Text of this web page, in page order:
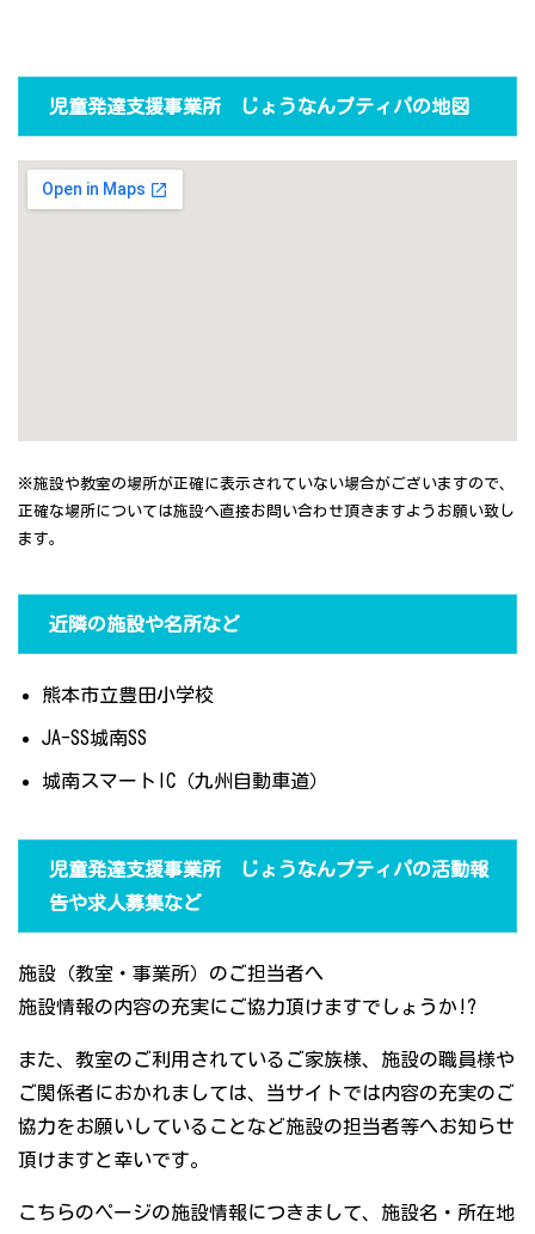
児童発達支援事業所 じょうなんプティパの地図
※施設や教室の場所が正確に表示されていない場合がございますので、
正確な場所については施設へ直接お問い合わせ頂きますようお願い致し
ます。
近隣の施設や名所など
熊本市立豊田小学校
JA-SS城南SS
城南スマートIC（九州自動車道）
児童発達支援事業所 じょうなんプティパの活動報
告や求人募集など
施設（教室・事業所）のご担当者へ
施設情報の内容の充実にご協力頂けますでしょうか!?
また、教室のご利用されているご家族様、施設の職員様や
ご関係者におかれましては、当サイトでは内容の充実のご
協力をお願いしていることなど施設の担当者等へお知らせ
頂けますと幸いです。
こちらのページの施設情報につきまして、施設名・所在地